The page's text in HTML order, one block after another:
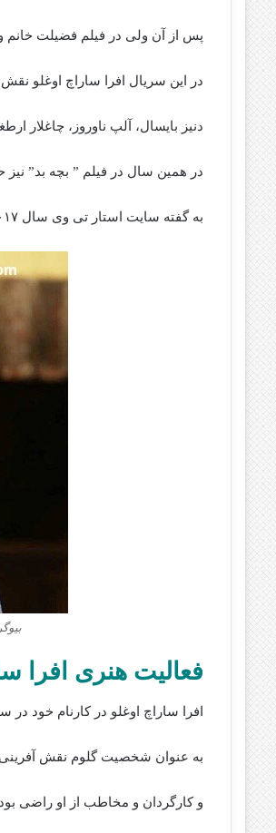
پس از آن ولی در فیلم فضیلت خانم و
در این سریال افرا ساراچ اوغلو
دنیز بایسال، آلپ ناوروز، چاغلار
در همین سال در فیلم ” بچه بد”
به گفته سایت استار تی وی سال ۲۰۱۷ سکوی پرتاب افرا سارچ اوغلو به سمت مشهور شدن بود.
فعالیت هنری افرا
افرا ساراچ اوغلو در کارنام خود در سال ۲۰۱۸ دو فیلم دارد. ” آیا این عشق
به عنوان شخصیت گلوم نقش آفرینی
و کارگردان و مخاطب از او راضی